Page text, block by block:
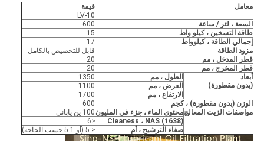
معامل
قيمة
LV-10
السعة ، لتر / ساعة
600
طاقة التسخين ، كيلو واط
15
إجمالي الطاقة ، كيلوواط
17
مزود الطاقة
قابل للتخصيص بالكامل
قطر المدخل ، مم
20
قطر المخرج ، مم
20
أبعاد
(بدون مقطورة)
الطول ، مم
1350
العرض ، مم
1100
الارتفاع ، مم
1700
الوزن (بدون مقطورة) ، كجم
600
مواصفات الزيت المعالجمحتوى الماء ، جزء في المليون 100 ين ياباني
Cleaness ، NAS (1638)
≤6
صفاء الترشيح ، أم
≤ 5 (أو 1-5 حسب الحاجة)